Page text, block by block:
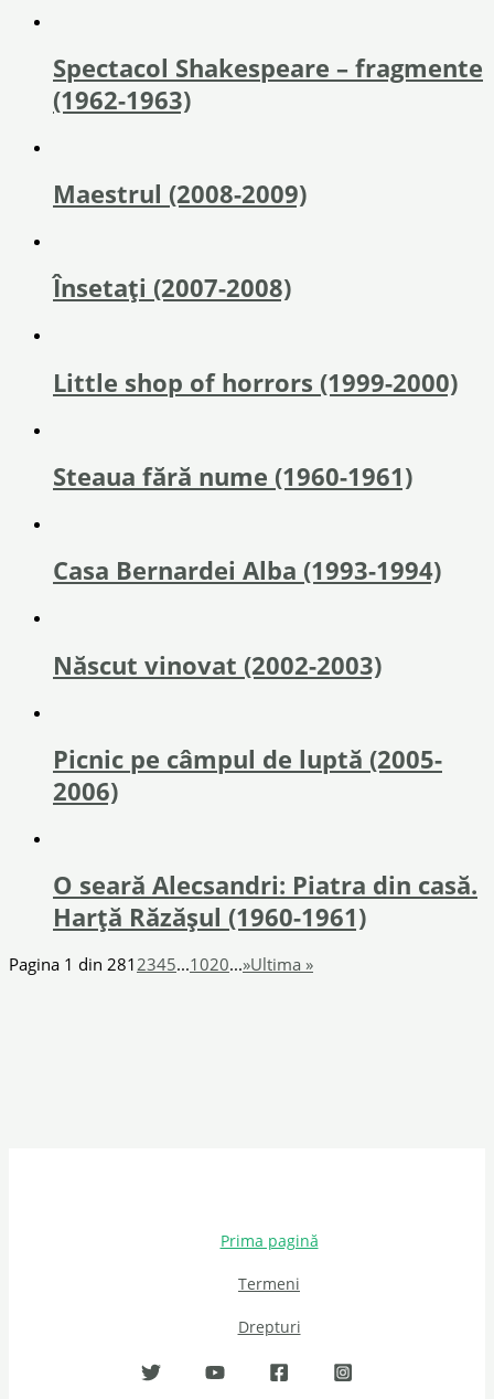
Spectacol Shakespeare – fragmente
(1962-1963)
Maestrul (2008-2009)
Însetați (2007-2008)
Little shop of horrors (1999-2000)
Steaua fără nume (1960-1961)
Casa Bernardei Alba (1993-1994)
Născut vinovat (2002-2003)
Picnic pe câmpul de luptă (2005-
2006)
O seară Alecsandri: Piatra din casă.
Harță Răzăşul (1960-1961)
Pagina 1 din 2812345...1020...»Ultima »
Prima pagină
Termeni
Drepturi